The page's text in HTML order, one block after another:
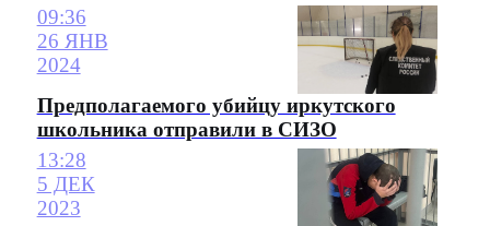
09:36
26 ЯНВ
2024
Предполагаемого убийцу иркутского
школьника отправили в СИЗО
13:28
5 ДЕК
2023